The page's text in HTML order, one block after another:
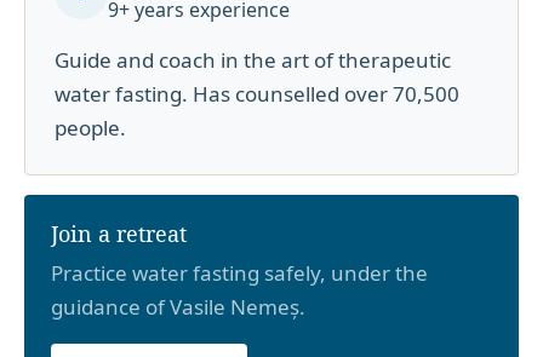
9+ years experience
Guide and coach in the art of therapeutic
water fasting. Has counselled over 70,500
people.
Join a retreat
Practice water fasting safely, under the
guidance of Vasile Nemeș.